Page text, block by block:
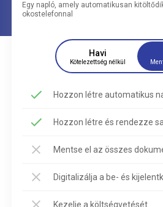
Egy napló, amely automatikusan
okostelefonnal
Havi
Kötelezettség nélkül
Hozzon létre automatikus
Hozzon létre és rendezze
Mentse el az összes
Digitalizálja a be- és
Kezelje a költségvetését